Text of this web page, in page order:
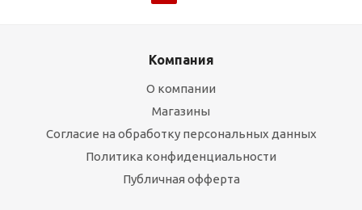
Компания
О компании
Магазины
Согласие на обработку персональных данных
Политика конфиденциальности
Публичная офферта